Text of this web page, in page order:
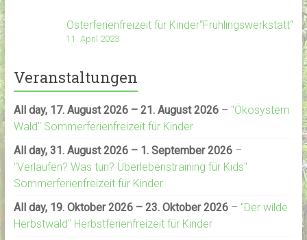
Osterferienfreizeit für Kinder“Frühlingswerkstatt“
11. April 2023
Veranstaltungen
All day, 17. August 2026 – 21. August 2026– "Ökosystem
Wald" Sommerferienfreizeit für Kinder
All day, 31. August 2026 – 1. September 2026–
"Verlaufen? Was tun? Überlebenstraining für Kids"
Sommerferienfreizeit für Kinder
All day, 19. Oktober 2026 – 23. Oktober 2026– "Der wilde
Herbstwald" Herbstferienfreizeit für Kinder